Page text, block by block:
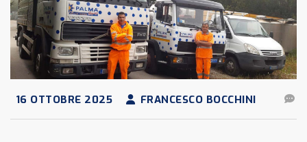
16 OTTOBRE 2025 FRANCESCO BOCCHINI